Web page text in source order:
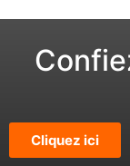
Cliquez ici